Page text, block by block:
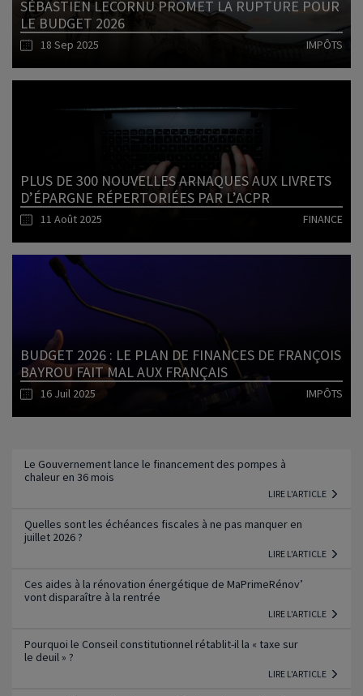
SÉBASTIEN LECORNU PROMET LA RUPTURE POUR
LE BUDGET 2026
18 Sep 2025 IMPÔTS
PLUS DE 300 NOUVELLES ARNAQUES AUX LIVRETS
D’ÉPARGNE RÉPERTORIÉES PAR L’ACPR
11 Août 2025 FINANCE
BUDGET 2026 : LE PLAN DE FINANCES DE FRANÇOIS
BAYROU FAIT MAL AUX FRANÇAIS
16 Juil 2025 IMPÔTS
Le Gouvernement lance le financement des pompes à
chaleur en 36 mois
LIRE L'ARTICLE
Quelles sont les échéances fiscales à ne pas manquer en
juillet 2026 ?
LIRE L'ARTICLE
Ces aides à la rénovation énergétique de MaPrimeRénov’
vont disparaître à la rentrée
LIRE L'ARTICLE
Pourquoi le Conseil constitutionnel rétablit-il la « taxe sur
le deuil » ?
LIRE L'ARTICLE